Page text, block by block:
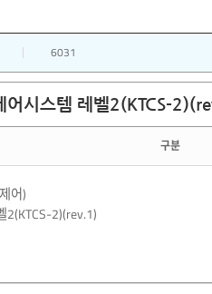
6031
시스템 레벨2(KTCS-
구분
어)
2(KTCS-2)(rev.1)